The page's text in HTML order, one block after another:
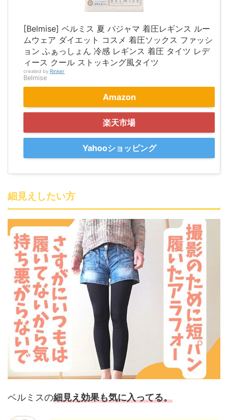
[Belmise] ベルミス 夏 パジャマ 着圧レギンス ルー
ムウェア ダイエット コスメ 着圧ソックス ファッシ
ョン ふぁっしょん 冷感 レギンス 着圧 タイツ レデ
ィース クール ストッキング風タイツ
created by Rinker
Belmise
Amazon
楽天市場
Yahooショッピング
細見えしたい方
ベルミスの細見え効果も気に入ってる。